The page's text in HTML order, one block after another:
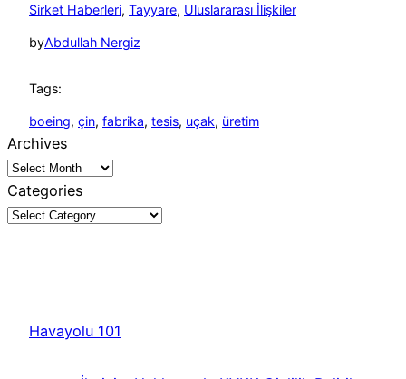
Sirket Haberleri, Tayyare, Uluslararası İlişkiler
byAbdullah Nergiz
Tags:
boeing, çin, fabrika, tesis, uçak, üretim
Archives
Categories
Havayolu 101